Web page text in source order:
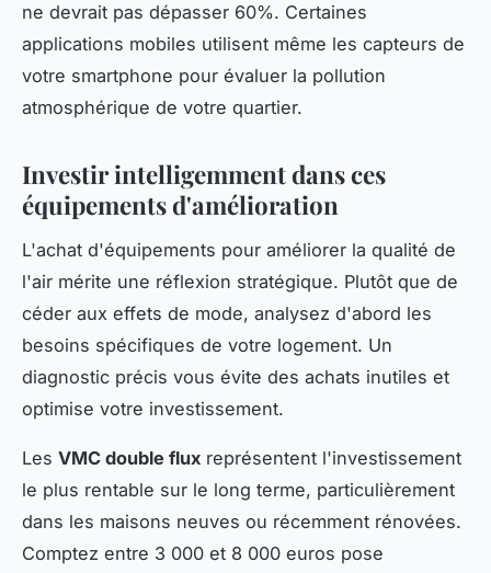
ne devrait pas dépasser 60%. Certaines
applications mobiles utilisent même les capteurs de
votre smartphone pour évaluer la pollution
atmosphérique de votre quartier.
Investir intelligemment dans ces
équipements d'amélioration
L'achat d'équipements pour améliorer la qualité de
l'air mérite une réflexion stratégique. Plutôt que de
céder aux effets de mode, analysez d'abord les
besoins spécifiques de votre logement. Un
diagnostic précis vous évite des achats inutiles et
optimise votre investissement.
Les VMC double flux représentent l'investissement
le plus rentable sur le long terme, particulièrement
dans les maisons neuves ou récemment rénovées.
Comptez entre 3 000 et 8 000 euros pose